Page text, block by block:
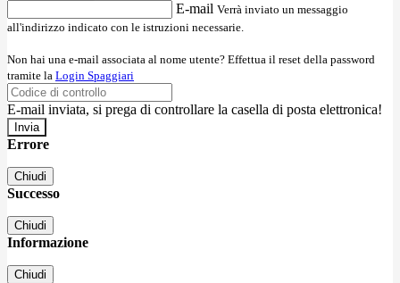
E-mail Verrà inviato un messaggio
all'indirizzo indicato con le istruzioni necessarie.
Non hai una e-mail associata al nome utente? Effettua il reset della password
tramite la Login Spaggiari
E-mail inviata, si prega di controllare la casella di posta elettronica!
Errore
Chiudi
Successo
Chiudi
Informazione
Chiudi